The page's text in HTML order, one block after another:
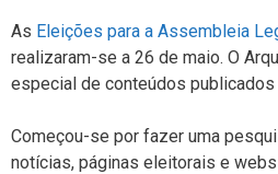
As Eleições para a Assembleia
realizaram-se a 26 de maio. O
especial de conteúdos publicados
Começou-se por fazer uma
notícias, páginas eleitorais e